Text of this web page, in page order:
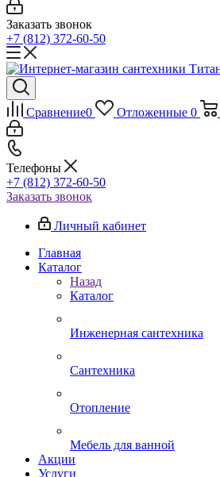
Заказать звонок
+7 (812) 372-60-50
Сравнение0 Отложенные 0
Телефоны
+7 (812) 372-60-50
Заказать звонок
Личный кабинет
Главная
Каталог
Назад
Каталог
Инженерная сантехника
Сантехника
Отопление
Мебель для ванной
Акции
Услуги